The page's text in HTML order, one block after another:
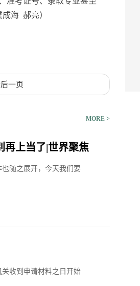
海 郝亮）
一页
MORE >
再上当了|世界聚焦
随之展开，今天我们要
收到申请材料之日开始